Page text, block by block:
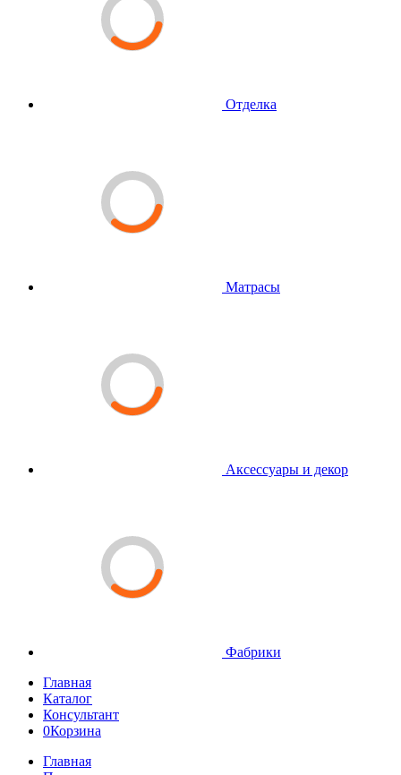
Отделка
Матрасы
Аксессуары и декор
Фабрики
Главная
Каталог
Консультант
0Корзина
Главная